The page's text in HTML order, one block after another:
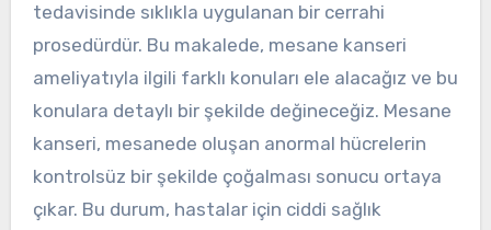
tedavisinde sıklıkla uygulanan bir cerrahi
prosedürdür. Bu makalede, mesane kanseri
ameliyatıyla ilgili farklı konuları ele alacağız ve bu
konulara detaylı bir şekilde değineceğiz. Mesane
kanseri, mesanede oluşan anormal hücrelerin
kontrolsüz bir şekilde çoğalması sonucu ortaya
çıkar. Bu durum, hastalar için ciddi sağlık